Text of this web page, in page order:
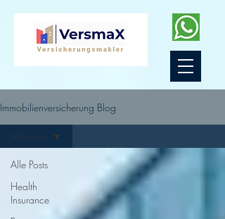
Immobilienversicherung Blog
Alle Posts
Health
Insurance
Alle Posts